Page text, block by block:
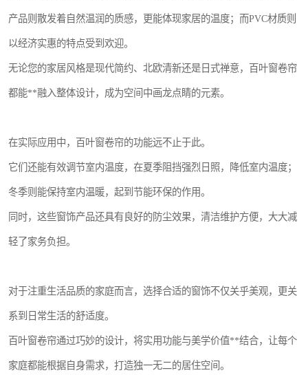
产品则散发着自然温润的质感，更能体现家居的温度；而PVC材质则
以经济实惠的特点受到欢迎。
无论您的家居风格是现代简约、北欧清新还是日式禅意，百叶窗卷帘
都能**融入整体设计，成为空间中画龙点睛的元素。
在实际应用中，百叶窗卷帘的功能远不止于此。
它们还能有效调节室内温度，在夏季阻挡强烈日照，降低室内温度；
冬季则能保持室内温暖，起到节能环保的作用。
同时，这些窗饰产品还具有良好的防尘效果，清洁维护方便，大大减
轻了家务负担。
对于注重生活品质的家庭而言，选择合适的窗饰不仅关乎美观，更关
系到日常生活的舒适度。
百叶窗卷帘通过巧妙的设计，将实用功能与美学价值**结合，让每个
家庭都能根据自身需求，打造独一无二的居住空间。